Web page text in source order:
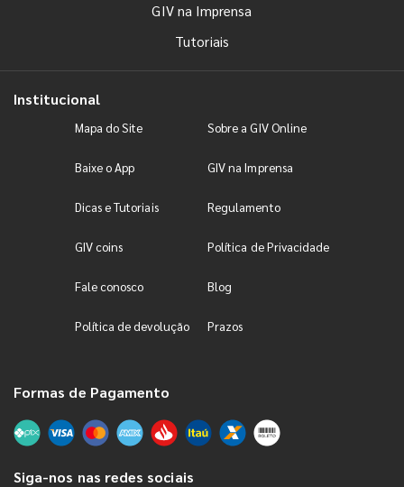
GIV na Imprensa
Tutoriais
Institucional
Mapa do Site Sobre a GIV Online
Baixe o App GIV na Imprensa
Dicas e Tutoriais Regulamento
GIV coins Política de Privacidade
Fale conosco Blog
Política de devolução Prazos
Formas de Pagamento
Siga-nos nas redes sociais